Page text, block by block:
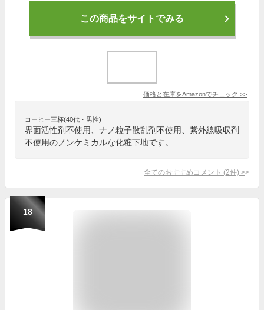
この商品をサイトでみる
価格と在庫をAmazonでチェック >>
コーヒー三杯(40代・男性)
界面活性剤不使用、ナノ粒子散乱剤不使用、紫外線吸収剤
不使用のノンケミカルな化粧下地です。
全てのおすすめコメント (2件) >
18